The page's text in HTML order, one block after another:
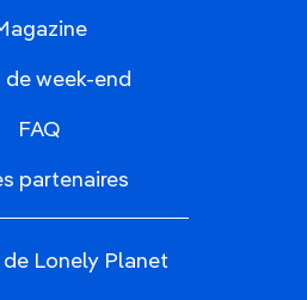
de week-end
FAQ
partenaires
Lonely Planet